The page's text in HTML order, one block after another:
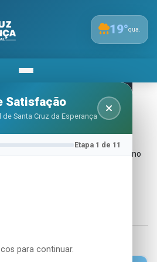
19°qua.
Satisfação
Santa Cruz da Esperança
Etapa 1 de 11
para continuar.
um município brasileiro localizado no